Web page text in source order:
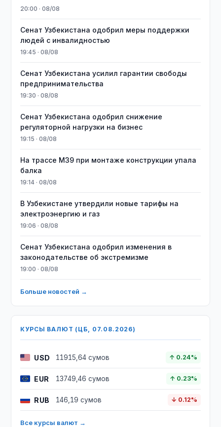
20:00 · 08/08
Сенат Узбекистана одобрил меры поддержки
людей с инвалидностью
19:45 · 08/08
Сенат Узбекистана усилил гарантии свободы
предпринимательства
19:30 · 08/08
Сенат Узбекистана одобрил снижение
регуляторной нагрузки на бизнес
19:15 · 08/08
На трассе M39 при монтаже конструкции упала
балка
19:14 · 08/08
В Узбекистане утвердили новые тарифы на
электроэнергию и газ
19:06 · 08/08
Сенат Узбекистана одобрил изменения в
законодательстве об экстремизме
19:00 · 08/08
Больше новостей →
КУРСЫ ВАЛЮТ (ЦБ, 07.08.2026)
USD 11915,64 сумов ↑ 0.24%
EUR 13749,46 сумов ↑ 0.23%
RUB 146,19 сумов ↓ 0.12%
Все курсы валют →